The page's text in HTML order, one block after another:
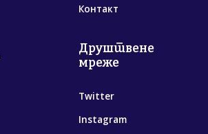
Контакт
Друштвене
мреже
Twitter
Instagram